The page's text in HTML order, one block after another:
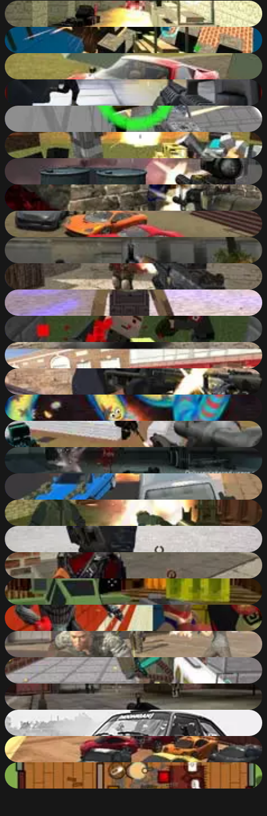
Pixel Warfare
38%
Pixel Warfare 5
86%
Madalin Stunt Cars 2
85
%
Bullet Force Multiplayer
88
Pixel Warfare 3: Youtubers
86
Pixel Warfare 4 WebGL
86%
War Of Soldiers
60
Army Force Strike
81
Scrap GL
84%
CS Portable
31
Ultimate SWAT
83%
Pixel Gun: Apocalypse
87%
Pixel Gun Apocalypse 3
86 %
CarS
83%
Good Guys vs Bad Boys
86%
Wormate.io
81%
Pixel Wars of Hero
88%
Warmerise
48
Crunched Metal: Drifting Wars
81
Battle S.W.A.T vs Mercenary
87%
Combat Online
90
Masked Shooters Assault
87%
Pixelar: Vehicle Wars
83%
Paintball Wars
85 %
Insurgents
86%
Zombie Blockfare of Future
84%
Military Wars: Athena
82%
Xtreme Drift 2 Online
90%
Scrap GL Micro
84%
Surviv.io
85